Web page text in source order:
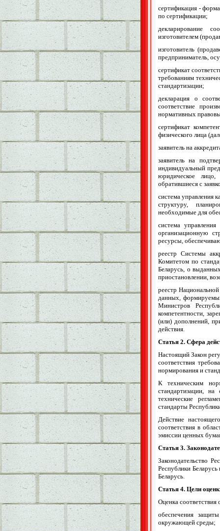
сертификация -
по сертификации;
декларирование
изготовителем
изготовитель
предприниматель,
сертификат
требованиям
стандартизации;
декларация о
соответствие
нормативных
сертификат
физического лица
заявитель на
заявитель на
индивидуальный
юридическое
обратившиеся с
система управления
структуру,
необходимые для
система
организационную
ресурсы,
реестр Системы
Комитетом по
Беларусь, о
приостановлении,
реестр
данных,
Министров
компетентности,
(или) дополнений,
действия.
Статья 2. Сфера
Настоящий Закон
соответствия
нормирования и
К техническим
стандартизации, на
технические
стандарты
Действие
соответствия в
эмиссии ценных
Статья 3.
Законодательство
Республики Беларусь
Беларусь.
Статья 4. Цели
Оценка соответствия
обеспечения
окружающей среды;